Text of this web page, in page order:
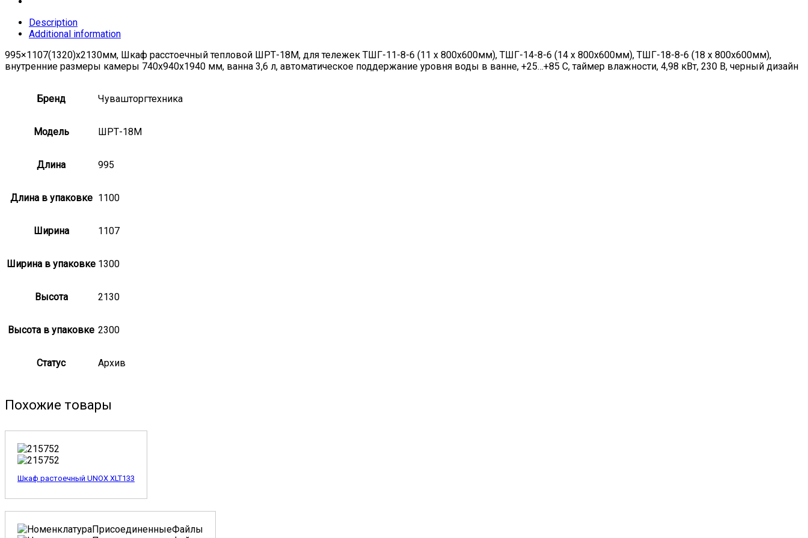
Description
Additional information
995×1107(1320)x2130мм, Шкаф расстоечный тепловой ШРТ-18М, для тележек ТШГ-11-8-6 (11 х 800х600мм), ТШГ-14-8-6 (14 х 800х600мм), ТШГ-18-8-6 (18 х 800х600мм),
внутренние размеры камеры 740х940х1940 мм, ванна 3,6 л, автоматическое поддержание уровня воды в ванне, +25…+85 С, таймер влажности, 4,98 кВт, 230 В, черный дизайн
Бренд Чувашторгтехника
Модель ШРТ-18М
Длина 995
Длина в упаковке 1100
Ширина 1107
Ширина в упаковке 1300
Высота 2130
Высота в упаковке 2300
Статус Архив
Похожие товары
Шкаф растоечный UNOX XLT133